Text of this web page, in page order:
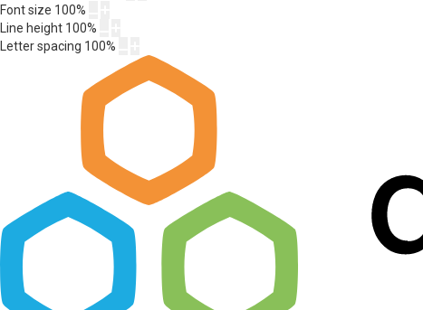
Font size 100%
Line height 100%
Letter spacing 100%